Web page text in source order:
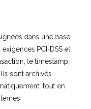
dans une base
PCI‑DSS et
le timestamp,
Ils sont archivés
tout en